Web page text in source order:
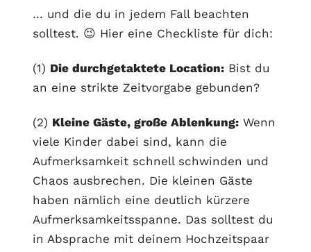
… und die du in jedem Fall beachten
solltest. 😉 Hier eine Checkliste für dich:
(1) Die durchgetaktete Location:Bist du
an eine strikte Zeitvorgabe gebunden?
(2) Kleine Gäste, große Ablenkung:Wenn
viele Kinder dabei sind, kann die
Aufmerksamkeit schnell schwinden und
Chaos ausbrechen. Die kleinen Gäste
haben nämlich eine deutlich kürzere
Aufmerksamkeitsspanne. Das solltest du
in Absprache mit deinem Hochzeitspaar